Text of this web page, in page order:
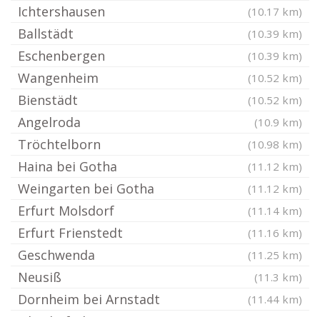
Ichtershausen (10.17 km)
Ballstädt (10.39 km)
Eschenbergen (10.39 km)
Wangenheim (10.52 km)
Bienstädt (10.52 km)
Angelroda (10.9 km)
Tröchtelborn (10.98 km)
Haina bei Gotha (11.12 km)
Weingarten bei Gotha (11.12 km)
Erfurt Molsdorf (11.14 km)
Erfurt Frienstedt (11.16 km)
Geschwenda (11.25 km)
Neusiß (11.3 km)
Dornheim bei Arnstadt (11.44 km)